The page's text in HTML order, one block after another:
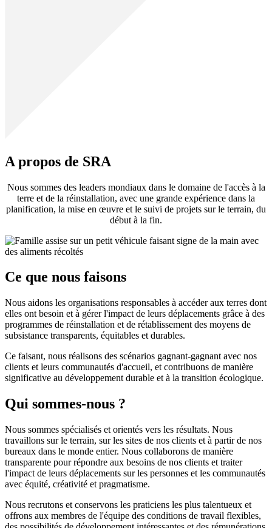
A propos de SRA
Nous sommes des leaders mondiaux dans le domaine de l'accès à la
terre et de la réinstallation, avec une grande expérience dans la
planification, la mise en œuvre et le suivi de projets sur le terrain, du
début à la fin.
Ce que nous faisons
Nous aidons les organisations responsables à accéder aux terres dont
elles ont besoin et à gérer l'impact de leurs déplacements grâce à des
programmes de réinstallation et de rétablissement des moyens de
subsistance transparents, équitables et durables.
Ce faisant, nous réalisons des scénarios gagnant-gagnant avec nos
clients et leurs communautés d'accueil, et contribuons de manière
significative au développement durable et à la transition écologique.
Qui sommes-nous ?
Nous sommes spécialisés et orientés vers les résultats. Nous
travaillons sur le terrain, sur les sites de nos clients et à partir de nos
bureaux dans le monde entier. Nous collaborons de manière
transparente pour répondre aux besoins de nos clients et traiter
l'impact de leurs déplacements sur les personnes et les communautés
avec équité, créativité et pragmatisme.
Nous recrutons et conservons les praticiens les plus talentueux et
offrons aux membres de l'équipe des conditions de travail flexibles,